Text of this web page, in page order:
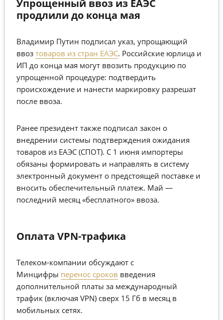
Упрощенный ввоз из ЕАЭС
продлили до конца мая
Владимир Путин подписал указ, упрощающий
ввоз товаров из стран ЕАЭС. Российские юрлица и
ИП до конца мая могут ввозить продукцию по
упрощенной процедуре: подтвердить
происхождение и нанести маркировку разрешат
после ввоза.
Ранее президент также подписал закон о
внедрении системы подтверждения ожидания
товаров из ЕАЭС (СПОТ). С 1 июня импортеры
обязаны формировать и направлять в систему
электронный документ о предстоящей поставке и
вносить обеспечительный платеж. Май —
последний месяц «бесплатного» ввоза.
Оплата VPN-трафика
Телеком-компании обсуждают с
Минцифры перенос сроков введения
дополнительной платы за международный
трафик (включая VPN) сверх 15 Гб в месяц в
мобильных сетях.